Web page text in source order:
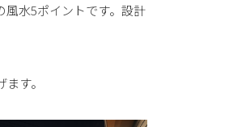
水5ポイントです。設計
す。